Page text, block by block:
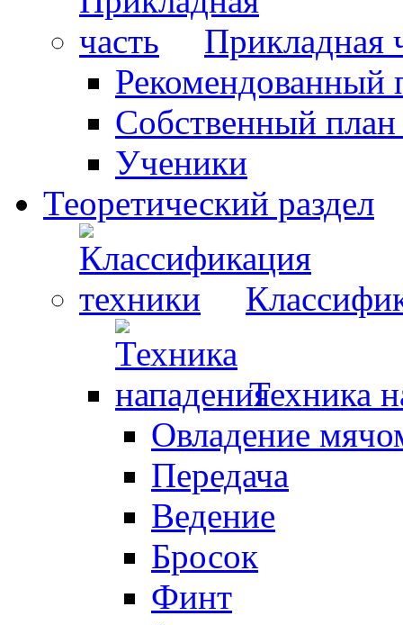
Прикладная
Рекомендованный
Собственный
Ученики
Теоретический раздел
Техника
Овладение
Передача
Ведение
Бросок
Финт